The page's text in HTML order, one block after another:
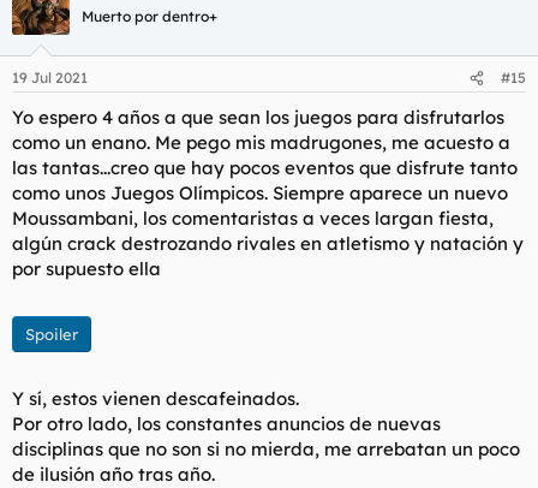
Muerto por dentro+
19 Jul 2021 #15
Yo espero 4 años a que sean los juegos para disfrutarlos
como un enano. Me pego mis madrugones, me acuesto a
las tantas...creo que hay pocos eventos que disfrute tanto
como unos Juegos Olímpicos. Siempre aparece un nuevo
Moussambani, los comentaristas a veces largan fiesta,
algún crack destrozando rivales en atletismo y natación y
por supuesto ella
Spoiler
Y sí, estos vienen descafeinados.
Por otro lado, los constantes anuncios de nuevas
disciplinas que no son si no mierda, me arrebatan un poco
de ilusión año tras año.